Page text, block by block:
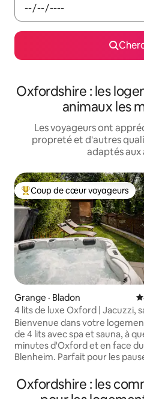
Oxfordshire : les
animaux les
Les voyageurs ont
propreté et d'autres
adaptés aux
Coup de cœur voyageurs parmi
Coup de cœur voyageurs
Grange · Bladon
4 lits de luxe Oxford | Jacuzzi,
stationnement, EV
Bienvenue dans votre
de 4 lits avec spa et sauna, à
minutes d'Oxford et en face du
Blenheim. Parfait pour les
Cotswolds et les voyages de
milieu de semaine. • Bain à remous,
Oxfordshire : les